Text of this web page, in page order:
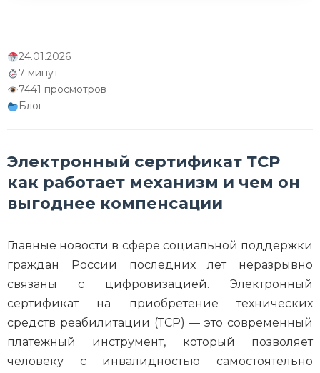
24.01.2026
7 минут
7441 просмотров
Блог
Электронный сертификат ТСР
как работает механизм и чем он
выгоднее компенсации
Главные новости в сфере социальной поддержки
граждан России последних лет неразрывно
связаны с цифровизацией. Электронный
сертификат на приобретение технических
средств реабилитации (ТСР) — это современный
платежный инструмент, который позволяет
человеку с инвалидностью самостоятельно